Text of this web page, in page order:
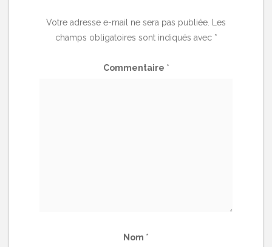
Votre adresse e-mail ne sera pas publiée. Les
champs obligatoires sont indiqués avec *
Commentaire *
Nom *